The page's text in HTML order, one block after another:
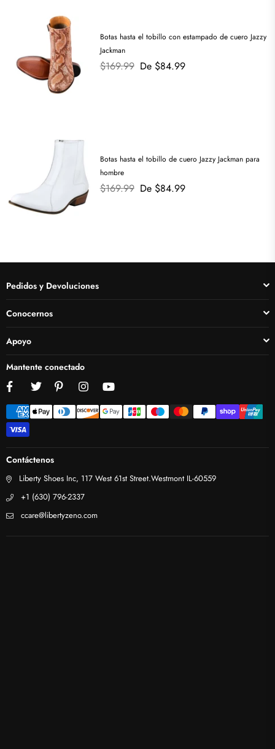
Botas hasta el tobillo con estampado de cuero Jazzy
Jackman
Precio
$169.99 De $84.99
Botas hasta el tobillo de cuero Jazzy Jackman para
hombre
Precio
$169.99 De $84.99
Pedidos y Devoluciones
Conocernos
Apoyo
Mantente conectado
Facebook Twitter Pinterest Instagram
Contáctenos
Liberty Shoes Inc, 117 West 61st Street.Westmont IL-60559
+1 (630) 796-2337
ccare@libertyzeno.com